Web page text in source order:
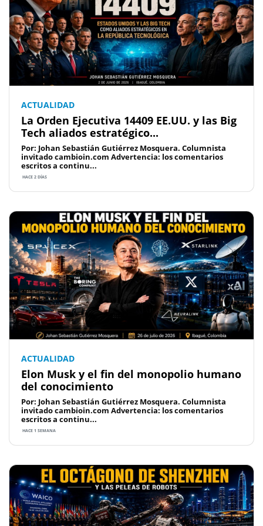
ACTUALIDAD
La Orden Ejecutiva 14409 EE.UU. y las Big
Tech aliados estratégico...
Por: Johan Sebastián Gutiérrez Mosquera. Columnista
invitado cambioin.com Advertencia: los comentarios
escritos a continu...
HACE 2 DÍAS
ACTUALIDAD
Elon Musk y el fin del monopolio humano
del conocimiento
Por: Johan Sebastián Gutiérrez Mosquera. Columnista
invitado cambioin.com Advertencia: los comentarios
escritos a continu...
HACE 1 SEMANA